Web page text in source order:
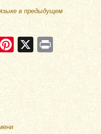
в предыдущем
Pinterest
X